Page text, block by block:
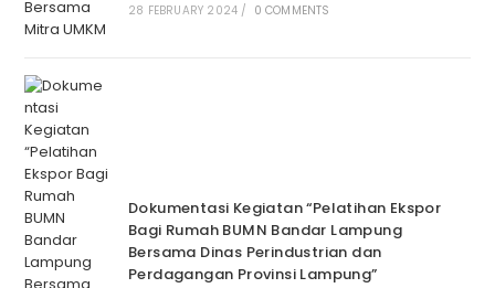
28 FEBRUARY 2024 / 0 COMMENTS
Dokumentasi Kegiatan “Pelatihan Ekspor
Bagi Rumah BUMN Bandar Lampung
Bersama Dinas Perindustrian dan
Perdagangan Provinsi Lampung”